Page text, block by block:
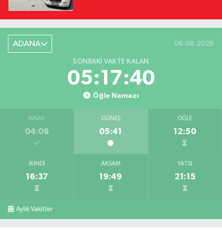
ADANA 06.08.2026
SONRAKI VAKTE KALAN
05:17:39
Öğle Namazı
İMSAK
04:08
GÜNEŞ
05:41
ÖĞLE
12:50
İKINDI
16:37
AKŞAM
19:49
YATSI
21:15
Aylık Vakitler